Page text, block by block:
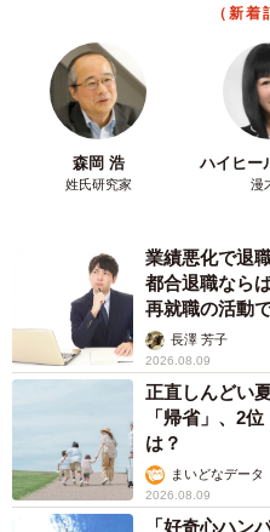
（新着
森岡 浩
姓氏研究家
ハイヒー
漫
業績悪化で退
都合退職なら
再就職の活動
アカウンセラ
長澤 芳子
2026.08.09
正直しんどい
「帰省」、2
は？
まいどなデータ
2026.08.09
「好奇心ハン